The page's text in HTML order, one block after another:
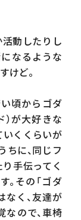
活動したりし
なるような
けど。
頃からゴダ
が大好きな
いくくらいが
ちに、同じフ
手伝ってく
その「ゴダ
なく、友達が
ので、車椅